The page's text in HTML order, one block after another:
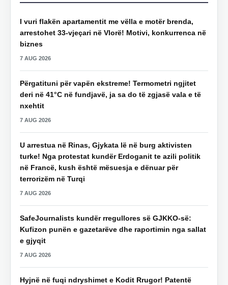
I vuri flakën apartamentit me vëlla e motër brenda,
arrestohet 33-vjeçari në Vlorë! Motivi, konkurrenca në
biznes
7 AUG 2026
Përgatituni për vapën ekstreme! Termometri ngjitet
deri në 41°C në fundjavë, ja sa do të zgjasë vala e të
nxehtit
7 AUG 2026
U arrestua në Rinas, Gjykata lë në burg aktivisten
turke! Nga protestat kundër Erdoganit te azili politik
në Francë, kush është mësuesja e dënuar për
terrorizëm në Turqi
7 AUG 2026
SafeJournalists kundër rregullores së GJKKO-së:
Kufizon punën e gazetarëve dhe raportimin nga sallat
e gjyqit
7 AUG 2026
Hyjnë në fuqi ndryshimet e Kodit Rrugor! Patentë